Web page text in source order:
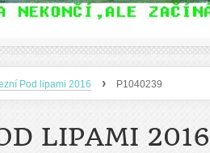
Pod lipami 2016 › P1040239
LIPAMI 2016